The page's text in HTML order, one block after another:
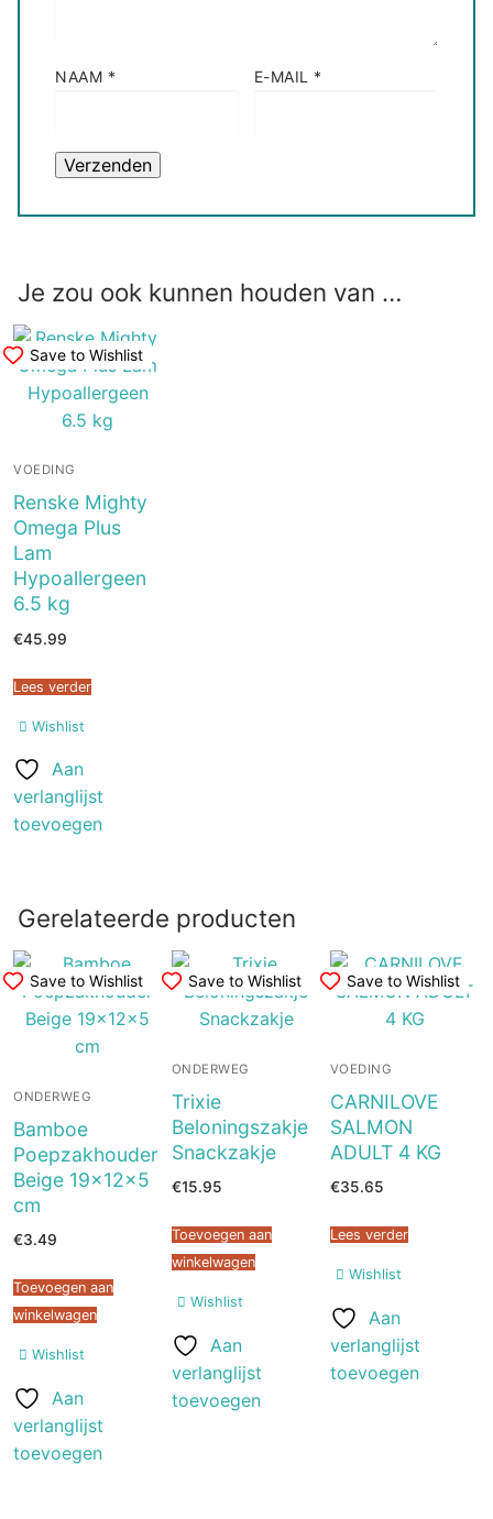
NAAM * E-MAIL *
Je zou ook kunnen houden van …
Save to Wishlist
VOEDING
Renske Mighty
Omega Plus
Lam
Hypoallergeen
6.5 kg
€45.99
Lees verder
Wishlist
Aan
verlanglijst
toevoegen
Gerelateerde producten
Save to Wishlist
ONDERWEG
Bamboe
Poepzakhouder
Beige 19x12x5
cm
€3.49
Toevoegen aan
winkelwagen
Wishlist
Aan
verlanglijst
toevoegen
Save to Wishlist
ONDERWEG
Trixie
Beloningszakje
Snackzakje
€15.95
Toevoegen aan
winkelwagen
Wishlist
Aan
verlanglijst
toevoegen
Save to Wishlist
VOEDING
CARNILOVE
SALMON
ADULT 4 KG
€35.65
Lees verder
Wishlist
Aan
verlanglijst
toevoegen